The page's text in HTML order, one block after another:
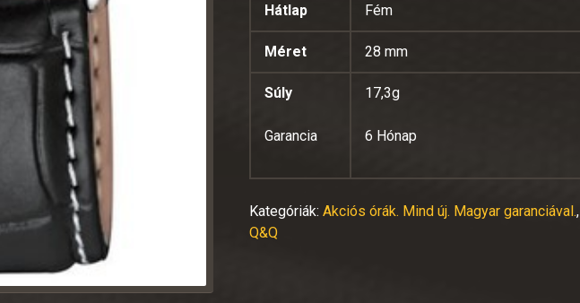
Hátlap Fém
Méret 28 mm
Súly
Garancia
17,3g
6 Hónap
Kategóriák:Akciós órák. Mind új. Magyar garanciával.,
Q&Q